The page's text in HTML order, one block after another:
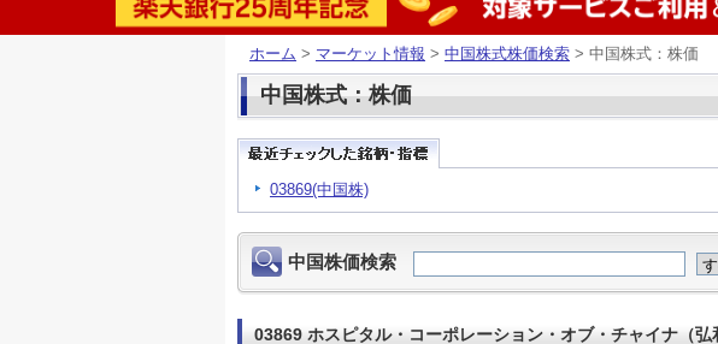
ホーム > マーケット情報 > 中国株式株価検索 > 中国株式：株価
中国株式：株価
03869(中国株)